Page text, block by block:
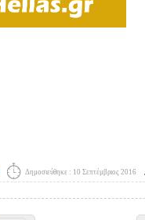
Δημοσιεύθηκε : 10 Σεπτέμβριος 2016